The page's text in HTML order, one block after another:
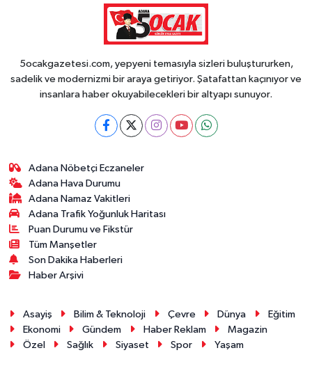
5ocakgazetesi.com, yepyeni temasıyla sizleri buluştururken,
sadelik ve modernizmi bir araya getiriyor. Şatafattan kaçınıyor ve
insanlara haber okuyabilecekleri bir altyapı sunuyor.
Adana Nöbetçi Eczaneler
Adana Hava Durumu
Adana Namaz Vakitleri
Adana Trafik Yoğunluk Haritası
Puan Durumu ve Fikstür
Tüm Manşetler
Son Dakika Haberleri
Haber Arşivi
Asayiş Bilim & Teknoloji Çevre Dünya
Eğitim
Ekonomi
Gündem Haber Reklam
Magazin
Özel
Sağlık Siyaset Spor Yaşam